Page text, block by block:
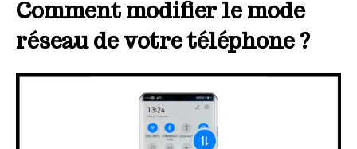
Comment modifier le mode
réseau de votre téléphone ?